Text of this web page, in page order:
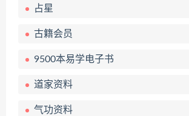
占星
古籍会员
9500本易学电子书
道家资料
气功资料